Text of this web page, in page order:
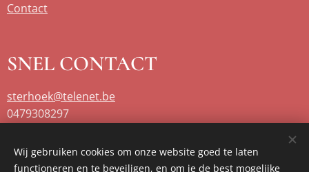
Contact
SNEL CONTACT
sterhoek@telenet.be
0479308297
Wij gebruiken cookies om onze website goed te laten
functioneren en te beveiligen, en om je de best mogelijke